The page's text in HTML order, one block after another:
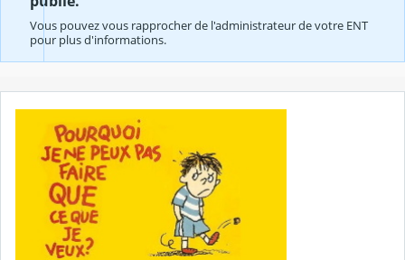
Vous pouvez vous rapprocher de l'administrateur de votre ENT
pour plus d'informations.